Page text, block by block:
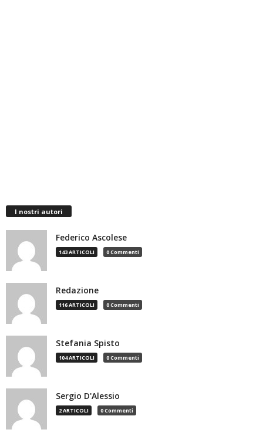
I nostri autori
Federico Ascolese
143 ARTICOLI 0 Commenti
Redazione
116 ARTICOLI 0 Commenti
Stefania Spisto
104 ARTICOLI 0 Commenti
Sergio D'Alessio
2 ARTICOLI 0 Commenti